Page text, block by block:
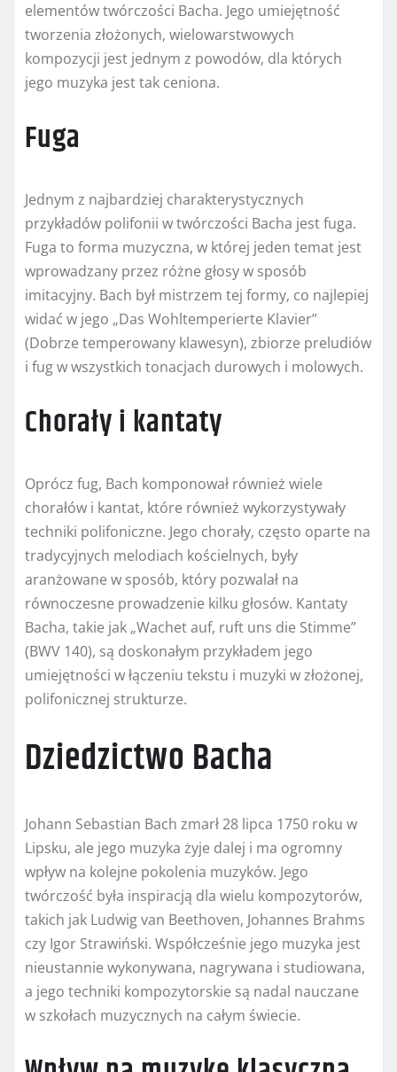
elementów twórczości Bacha. Jego umiejętność
tworzenia złożonych, wielowarstwowych
kompozycji jest jednym z powodów, dla których
jego muzyka jest tak ceniona.
Fuga
Jednym z najbardziej charakterystycznych
przykładów polifonii w twórczości Bacha jest fuga.
Fuga to forma muzyczna, w której jeden temat jest
wprowadzany przez różne głosy w sposób
imitacyjny. Bach był mistrzem tej formy, co najlepiej
widać w jego „Das Wohltemperierte Klavier”
(Dobrze temperowany klawesyn), zbiorze preludiów
i fug w wszystkich tonacjach durowych i molowych.
Chorały i kantaty
Oprócz fug, Bach komponował również wiele
chorałów i kantat, które również wykorzystywały
techniki polifoniczne. Jego chorały, często oparte na
tradycyjnych melodiach kościelnych, były
aranżowane w sposób, który pozwalał na
równoczesne prowadzenie kilku głosów. Kantaty
Bacha, takie jak „Wachet auf, ruft uns die Stimme”
(BWV 140), są doskonałym przykładem jego
umiejętności w łączeniu tekstu i muzyki w złożonej,
polifonicznej strukturze.
Dziedzictwo Bacha
Johann Sebastian Bach zmarł 28 lipca 1750 roku w
Lipsku, ale jego muzyka żyje dalej i ma ogromny
wpływ na kolejne pokolenia muzyków. Jego
twórczość była inspiracją dla wielu kompozytorów,
takich jak Ludwig van Beethoven, Johannes Brahms
czy Igor Strawiński. Współcześnie jego muzyka jest
nieustannie wykonywana, nagrywana i studiowana,
a jego techniki kompozytorskie są nadal nauczane
w szkołach muzycznych na całym świecie.